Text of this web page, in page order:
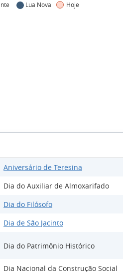
Lua Nova Hoje
Aniversário de Teresina
Dia do Auxiliar de Almoxarifado
Dia do Filósofo
Dia de São Jacinto
Dia do Patrimônio Histórico
Dia Nacional da Construção Social